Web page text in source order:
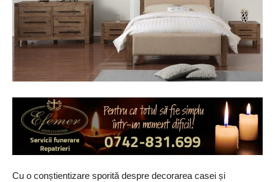
Cu o conștientizare sporită despre decorarea casei și